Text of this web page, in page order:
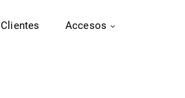
Clientes Accesos